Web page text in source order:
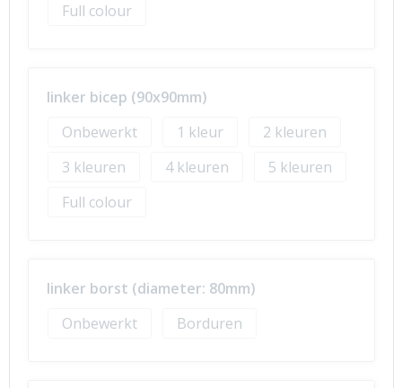
Full colour
linker bicep (90x90mm)
Onbewerkt
1
2
3
4
5
Full colour
linker borst (diameter: 80mm)
Onbewerkt
Borduren